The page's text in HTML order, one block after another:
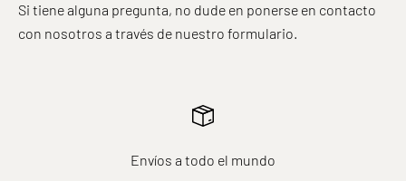
Si tiene alguna pregunta, no dude en ponerse en contacto
con nosotros a través de nuestro formulario.
Envíos a todo el mundo